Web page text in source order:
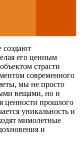
создают
его ценным
страсти
современного
мы не просто
вещами, но и
ценности прошлого
уникальность и
мимолетные
и